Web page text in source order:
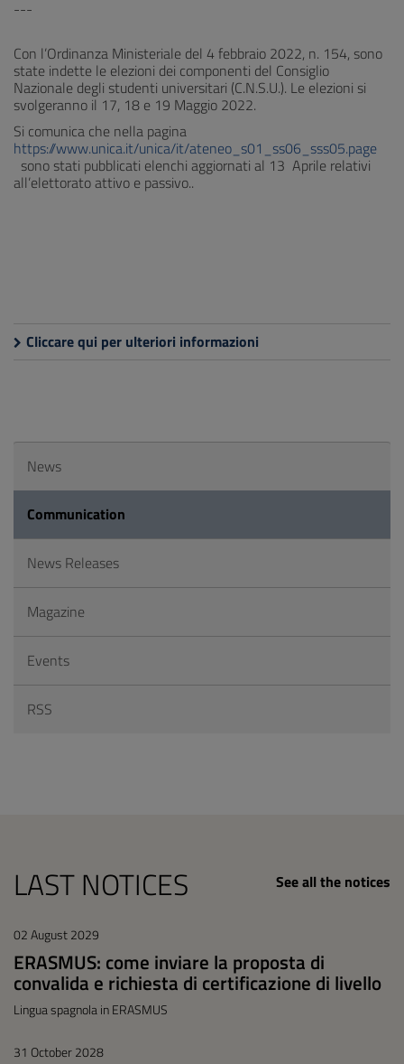
---
Con l’Ordinanza Ministeriale del 4 febbraio 2022, n. 154, sono
state indette le elezioni dei componenti del Consiglio
Nazionale degli studenti universitari (C.N.S.U.). Le elezioni si
svolgeranno il 17, 18 e 19 Maggio 2022.
Si comunica che nella pagina
https://www.unica.it/unica/it/ateneo_s01_ss06_sss05.page
sono stati pubblicati elenchi aggiornati al 13 Aprile relativi
all’elettorato attivo e passivo..
Cliccare qui per ulteriori informazioni
News
Communication
News Releases
Magazine
Events
RSS
LAST NOTICES See all the notices
02 August 2029
ERASMUS: come inviare la proposta di
convalida e richiesta di certificazione di livello
Lingua spagnola in ERASMUS
31 October 2028